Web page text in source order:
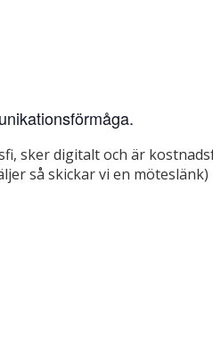
sker digitalt och är
så skickar vi en möteslänk)